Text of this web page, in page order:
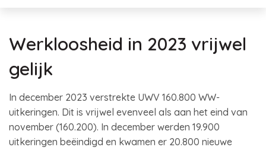
Werkloosheid in 2023 vrijwel
gelijk
In december 2023 verstrekte UWV 160.800 WW-
uitkeringen. Dit is vrijwel evenveel als aan het eind van
november (160.200). In december werden 19.900
uitkeringen beëindigd en kwamen er 20.800 nieuwe